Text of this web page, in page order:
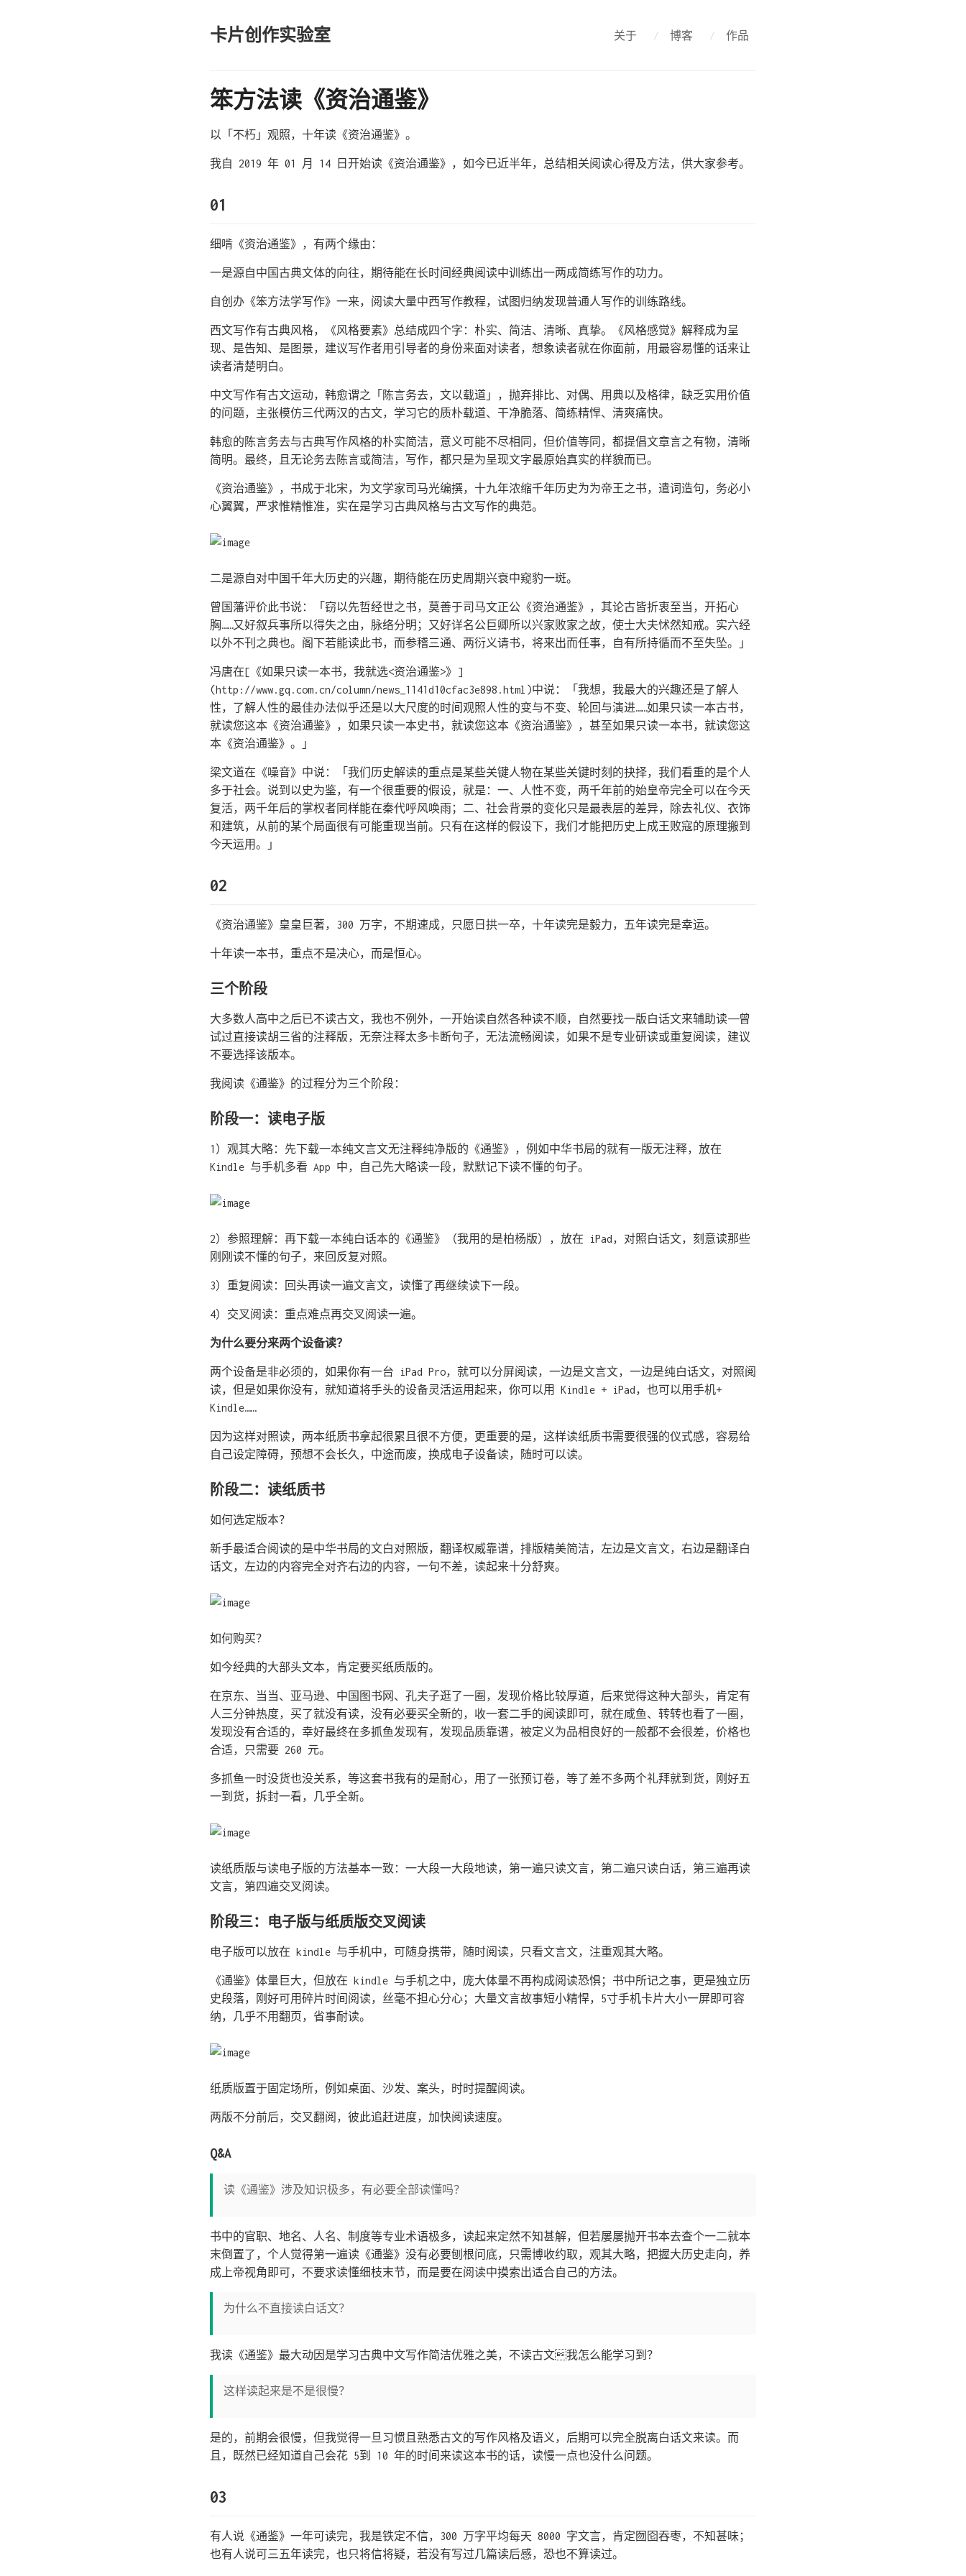
卡片创作实验室 关于 / 博客 / 作品
笨方法读《资治通鉴》
以「不朽」观照，十年读《资治通鉴》。
我自 2019 年 01 月 14 日开始读《资治通鉴》，如今已近半年，总结相关阅读心得及方法，供大家参考。
01
细啃《资治通鉴》，有两个缘由：
一是源自中国古典文体的向往，期待能在长时间经典阅读中训练出一两成简练写作的功力。
自创办《笨方法学写作》一来，阅读大量中西写作教程，试图归纳发现普通人写作的训练路线。
西文写作有古典风格，《风格要素》总结成四个字：朴实、简洁、清晰、真挚。《风格感觉》解释成为呈
现、是告知、是图景，建议写作者用引导者的身份来面对读者，想象读者就在你面前，用最容易懂的话来让
读者清楚明白。
中文写作有古文运动，韩愈谓之「陈言务去，文以载道」，抛弃排比、对偶、用典以及格律，缺乏实用价值
的问题，主张模仿三代两汉的古文，学习它的质朴载道、干净脆落、简练精悍、清爽痛快。
韩愈的陈言务去与古典写作风格的朴实简洁，意义可能不尽相同，但价值等同，都提倡文章言之有物，清晰
简明。最终，且无论务去陈言或简洁，写作，都只是为呈现文字最原始真实的样貌而已。
《资治通鉴》，书成于北宋，为文学家司马光编撰，十九年浓缩千年历史为为帝王之书，遣词造句，务必小
心翼翼，严求惟精惟准，实在是学习古典风格与古文写作的典范。
二是源自对中国千年大历史的兴趣，期待能在历史周期兴衰中窥豹一斑。
曾国藩评价此书说：「窃以先哲经世之书，莫善于司马文正公《资治通鉴》，其论古皆折衷至当，开拓心
胸……又好叙兵事所以得失之由，脉络分明；又好详名公巨卿所以兴家败家之故，使士大夫怵然知戒。实六经
以外不刊之典也。阁下若能读此书，而参稽三通、两衍义请书，将来出而任事，自有所持循而不至失坠。」
冯唐在[《如果只读一本书，我就选<资治通鉴>》]
(http://www.gq.com.cn/column/news_1141d10cfac3e898.html)中说：「我想，我最大的兴趣还是了解人
性，了解人性的最佳办法似乎还是以大尺度的时间观照人性的变与不变、轮回与演进……如果只读一本古书，
就读您这本《资治通鉴》，如果只读一本史书，就读您这本《资治通鉴》，甚至如果只读一本书，就读您这
本《资治通鉴》。」
梁文道在《噪音》中说：「我们历史解读的重点是某些关键人物在某些关键时刻的抉择，我们看重的是个人
多于社会。说到以史为鉴，有一个很重要的假设，就是：一、人性不变，两千年前的始皇帝完全可以在今天
复活，两千年后的掌权者同样能在秦代呼风唤雨；二、社会背景的变化只是最表层的差异，除去礼仪、衣饰
和建筑，从前的某个局面很有可能重现当前。只有在这样的假设下，我们才能把历史上成王败寇的原理搬到
今天运用。」
02
《资治通鉴》皇皇巨著，300 万字，不期速成，只愿日拱一卒，十年读完是毅力，五年读完是幸运。
十年读一本书，重点不是决心，而是恒心。
三个阶段
大多数人高中之后已不读古文，我也不例外，一开始读自然各种读不顺，自然要找一版白话文来辅助读——曾
试过直接读胡三省的注释版，无奈注释太多卡断句子，无法流畅阅读，如果不是专业研读或重复阅读，建议
不要选择该版本。
我阅读《通鉴》的过程分为三个阶段：
阶段一：读电子版
1）观其大略：先下载一本纯文言文无注释纯净版的《通鉴》，例如中华书局的就有一版无注释，放在
Kindle 与手机多看 App 中，自己先大略读一段，默默记下读不懂的句子。
2）参照理解：再下载一本纯白话本的《通鉴》（我用的是柏杨版），放在 iPad，对照白话文，刻意读那些
刚刚读不懂的句子，来回反复对照。
3）重复阅读：回头再读一遍文言文，读懂了再继续读下一段。
4）交叉阅读：重点难点再交叉阅读一遍。
为什么要分来两个设备读？
两个设备是非必须的，如果你有一台 iPad Pro，就可以分屏阅读，一边是文言文，一边是纯白话文，对照阅
读，但是如果你没有，就知道将手头的设备灵活运用起来，你可以用 Kindle + iPad，也可以用手机+
Kindle……
因为这样对照读，两本纸质书拿起很累且很不方便，更重要的是，这样读纸质书需要很强的仪式感，容易给
自己设定障碍，预想不会长久，中途而废，换成电子设备读，随时可以读。
阶段二：读纸质书
如何选定版本？
新手最适合阅读的是中华书局的文白对照版，翻译权威靠谱，排版精美简洁，左边是文言文，右边是翻译白
话文，左边的内容完全对齐右边的内容，一句不差，读起来十分舒爽。
如何购买？
如今经典的大部头文本，肯定要买纸质版的。
在京东、当当、亚马逊、中国图书网、孔夫子逛了一圈，发现价格比较厚道，后来觉得这种大部头，肯定有
人三分钟热度，买了就没有读，没有必要买全新的，收一套二手的阅读即可，就在咸鱼、转转也看了一圈，
发现没有合适的，幸好最终在多抓鱼发现有，发现品质靠谱，被定义为品相良好的一般都不会很差，价格也
合适，只需要 260 元。
多抓鱼一时没货也没关系，等这套书我有的是耐心，用了一张预订卷，等了差不多两个礼拜就到货，刚好五
一到货，拆封一看，几乎全新。
读纸质版与读电子版的方法基本一致：一大段一大段地读，第一遍只读文言，第二遍只读白话，第三遍再读
文言，第四遍交叉阅读。
阶段三：电子版与纸质版交叉阅读
电子版可以放在 kindle 与手机中，可随身携带，随时阅读，只看文言文，注重观其大略。
《通鉴》体量巨大，但放在 kindle 与手机之中，庞大体量不再构成阅读恐惧；书中所记之事，更是独立历
史段落，刚好可用碎片时间阅读，丝毫不担心分心；大量文言故事短小精悍，5寸手机卡片大小一屏即可容
纳，几乎不用翻页，省事耐读。
纸质版置于固定场所，例如桌面、沙发、案头，时时提醒阅读。
两版不分前后，交叉翻阅，彼此追赶进度，加快阅读速度。
Q&A
读《通鉴》涉及知识极多，有必要全部读懂吗？
书中的官职、地名、人名、制度等专业术语极多，读起来定然不知甚解，但若屡屡抛开书本去查个一二就本
末倒置了，个人觉得第一遍读《通鉴》没有必要刨根问底，只需博收约取，观其大略，把握大历史走向，养
成上帝视角即可，不要求读懂细枝末节，而是要在阅读中摸索出适合自己的方法。
为什么不直接读白话文？
我读《通鉴》最大动因是学习古典中文写作简洁优雅之美，不读古文我怎么能学习到？
这样读起来是不是很慢？
是的，前期会很慢，但我觉得一旦习惯且熟悉古文的写作风格及语义，后期可以完全脱离白话文来读。而
且，既然已经知道自己会花 5到 10 年的时间来读这本书的话，读慢一点也没什么问题。
03
有人说《通鉴》一年可读完，我是铁定不信，300 万字平均每天 8000 字文言，肯定囫囵吞枣，不知甚味；
也有人说可三五年读完，也只将信将疑，若没有写过几篇读后感，恐也不算读过。